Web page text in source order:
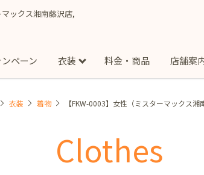
マックス湘南藤沢店,
成人式フォト マタニティフォト
ペーン 衣装
三着物(男の子) 1/2成人式着物(女の子)
フォーマル衣装(男の子) 祝い着
料金・商品 店舗案
吉祥寺店 イオンモール多摩平の森
衣装 着物 【FKW-0003】女性（ミスターマックス湘
Clothes